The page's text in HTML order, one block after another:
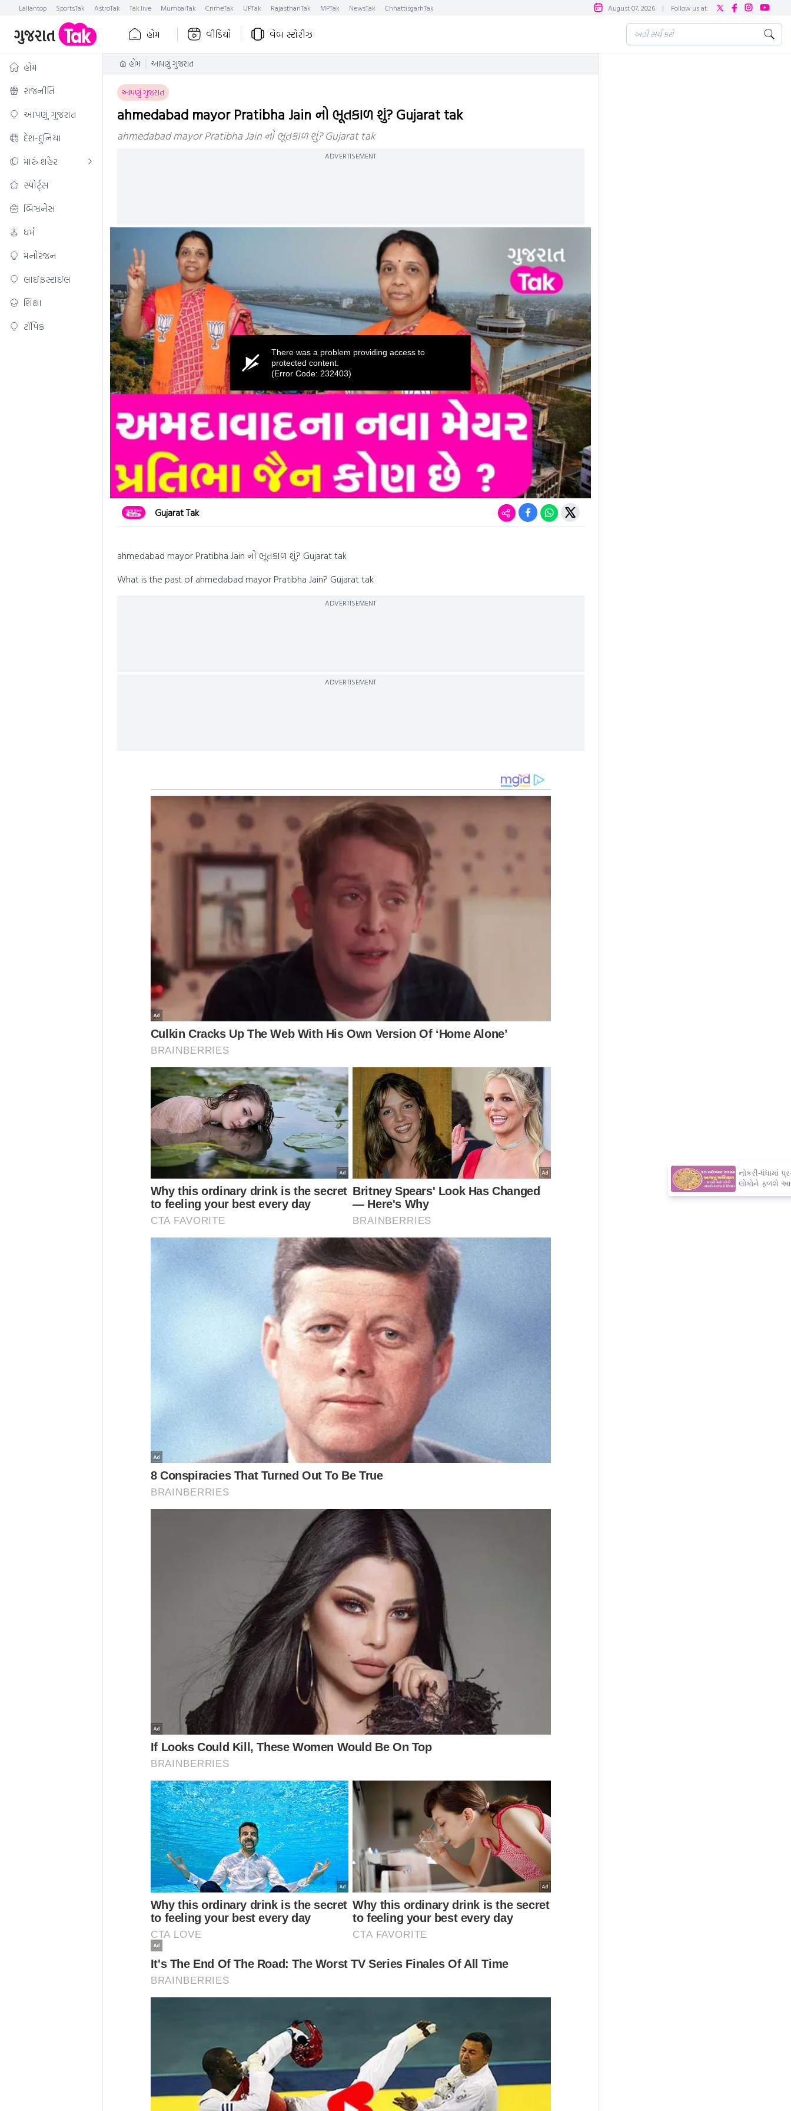
Lallantop SportsTak AstroTak Tak.live MumbaiTak CrimeTak UPTak RajasthanTak MPTak NewsTak ChhattisgarhTak August 07, 2026 | Follow us at:
હોમ વીડિયો વેબ સ્ટોરીઝ
હોમ
રાજનીતિ
આપણું ગુજરાત
દેશ-દુનિયા
મારું શહેર
સ્પોર્ટ્સ
બિઝનેસ
ધર્મ
મનોરંજન
લાઇફસ્ટાઇલ
શિક્ષા
ટૉપિક
હોમ આપણું ગુજરાત
આપણું ગુજરાત
ahmedabad mayor Pratibha Jain નો ભૂતકાળ શું? Gujarat tak
ahmedabad mayor Pratibha Jain નો ભૂતકાળ શું? Gujarat tak
ADVERTISEMENT
seconds
There was a problem providing access to
protected content.
(Error Code: 232403)
Gujarat Tak
ahmedabad mayor Pratibha Jain નો ભૂતકાળ શું? Gujarat tak
What is the past of ahmedabad mayor Pratibha Jain? Gujarat tak
ADVERTISEMENT
ADVERTISEMENT
×
નોકરી-ધંધામાં પ્રગતિ... આ રાશિના
લોકોને ફળશે આજનો દિવસ , જાણો
તમારું રાશિફળ?